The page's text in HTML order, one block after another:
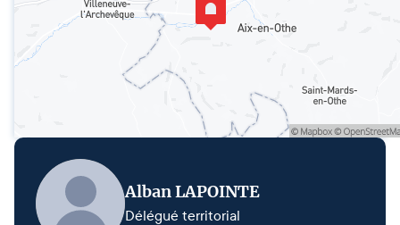
Alban LAPOINTE
Délégué territorial